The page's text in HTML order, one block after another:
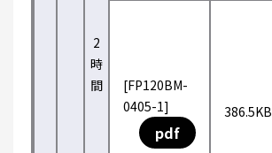
2
時
間
[FP120BM-
0405-1]
pdf
386.5KB